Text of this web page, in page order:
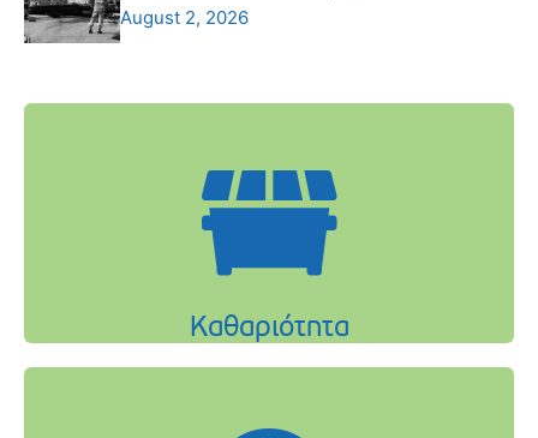
August 2, 2026